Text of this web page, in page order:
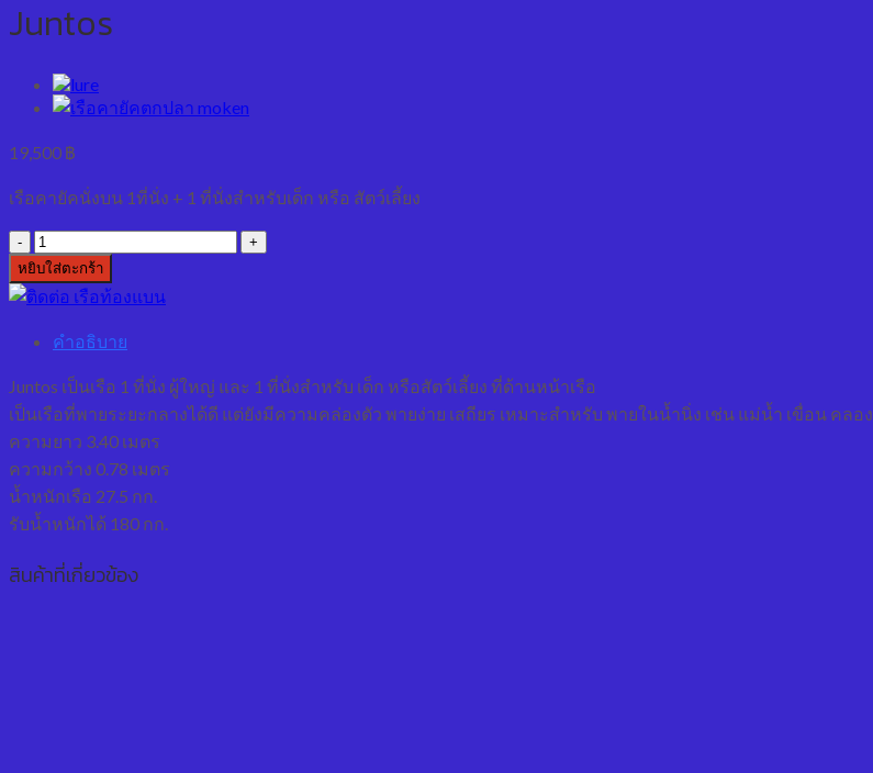
Juntos
19,500 ฿
เรือคายัคนั่งบน 1ที่นั่ง + 1 ที่นั่งสำหรับเด็ก หรือ สัตว์เลี้ยง
จำนวน
Juntos
ชิ้น
หยิบใส่ตะกร้า
คำอธิบาย
Juntos เป็นเรือ 1 ที่นั่ง ผู้ใหญ่ และ 1 ที่นั่งสำหรับ เด็ก หรือสัตว์เลี้ยง ที่ด้านหน้าเรือ
เป็นเรือที่พายระยะกลางได้ดี แต่ยังมีความคล่องตัว พายง่าย เสถียร เหมาะสำหรับ พายในน้ำนิ่ง เช่น แม่น้ำ เขื่อน คลอง
ความยาว 3.40 เมตร
ความกว้าง 0.78 เมตร
น้ำหนักเรือ 27.5 กก.
รับน้ำหนักได้ 180 กก.
สินค้าที่เกี่ยวข้อง